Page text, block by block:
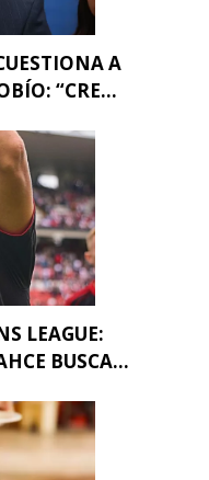
A
“CRE...
LEAGUE:
BUSCA...